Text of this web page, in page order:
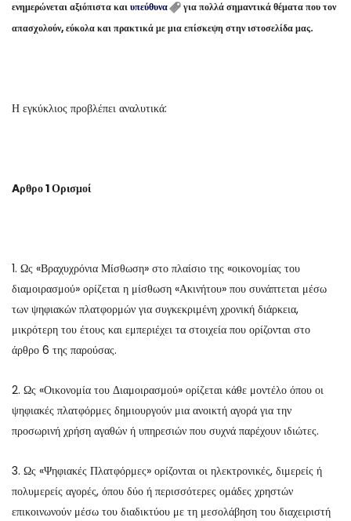
ενημερώνεται αξιόπιστα καιυπεύθυνα
για πολλά σημαντικά θέματα που τον
απασχολούν, εύκολα και πρακτικά με μια επίσκεψη στην ιστοσελίδα μας.
Η εγκύκλιος προβλέπει αναλυτικά:
Aρθρο 1 Ορισμοί
1. Ως «Βραχυχρόνια Μίσθωση» στο πλαίσιο της «οικονομίας του
διαμοιρασμού» ορίζεται η μίσθωση «Ακινήτου» που συνάπτεται μέσω
των ψηφιακών πλατφορμών για συγκεκριμένη χρονική διάρκεια,
μικρότερη του έτους και εμπεριέχει τα στοιχεία που ορίζονται στο
άρθρο 6 της παρούσας.
2. Ως «Οικονομία του Διαμοιρασμού» ορίζεται κάθε μοντέλο όπου οι
ψηφιακές πλατφόρμες δημιουργούν μια ανοικτή αγορά για την
προσωρινή χρήση αγαθών ή υπηρεσιών που συχνά παρέχουν ιδιώτες.
3. Ως «Ψηφιακές Πλατφόρμες» ορίζονται οι ηλεκτρονικές, διμερείς ή
πολυμερείς αγορές, όπου δύο ή περισσότερες ομάδες χρηστών
επικοινωνούν μέσω του διαδικτύου με τη μεσολάβηση του διαχειριστή